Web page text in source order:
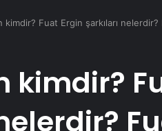
kimdir? Fuat Ergin şarkıları
kimdir?